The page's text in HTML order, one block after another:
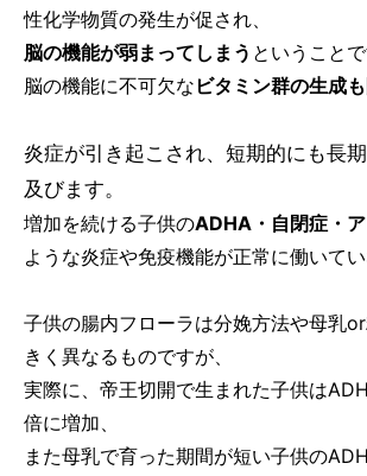
性化学物質の発生が促され、
脳の機能が弱まってしまう ということで
脳の機能に不可欠な ビタミン群の生成
炎症が引き起こされ、短期的にも長
及びます。
増加を続ける子供のADHA・自閉症・
ような炎症や免疫機能が正常に働いてい
子供の腸内フローラは分娩方法や母乳
きく異なるものですが、
実際に、帝王切開で生まれた子供は
倍に増加、
また母乳で育った期間が短い子供の